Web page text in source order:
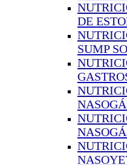
DE
SUMP